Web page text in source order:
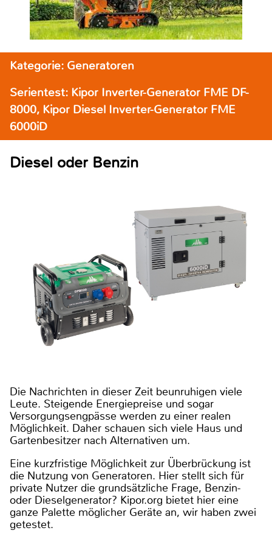
Kategorie: Generatoren
Serientest: Kipor Inverter-Generator FME DF-
8000, Kipor Diesel Inverter-Generator FME
6000iD
Diesel oder Benzin
Die Nachrichten in dieser Zeit beunruhigen viele
Leute. Steigende Energiepreise und sogar
Versorgungsengpässe werden zu einer realen
Möglichkeit. Daher schauen sich viele Haus und
Gartenbesitzer nach Alternativen um.
Eine kurzfristige Möglichkeit zur Überbrückung ist
die Nutzung von Generatoren. Hier stellt sich für
private Nutzer die grundsätzliche Frage, Benzin-
oder Dieselgenerator? Kipor.org bietet hier eine
ganze Palette möglicher Geräte an, wir haben zwei
getestet.